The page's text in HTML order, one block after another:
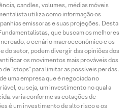
candles, volumes, médias móveis
utiliza como informação os
emissoras e suas projeções. Desta
que buscam os melhores
o cenário macroeconômico e os
do setor, podem divergir das opiniões dos
os movimentos mais prováveis dos
“stops” para limitar as possíveis perdas.
uma empresa que é negociada no
ou seja, um investimento no qual a
varia conforme as cotações de
é um investimento de alto risco e os